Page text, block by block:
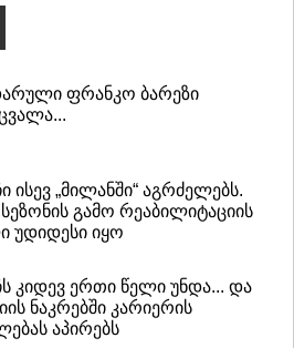
ფრანკო ბარეზი
ისევ „მილანში“ აგრძელებს.
გამო რეაბილიტაციის
უდიდესი იყო
კიდევ ერთი წელი უნდა... და
ნაკრებში კარიერის
აპირებს